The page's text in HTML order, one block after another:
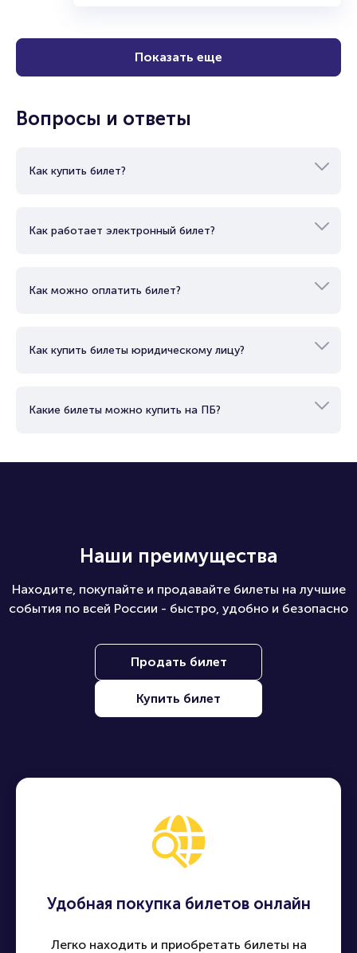
Показать еще
Вопросы и ответы
Как купить билет?
Как работает электронный билет?
Как можно оплатить билет?
Как купить билеты юридическому лицу?
Какие билеты можно купить на ПБ?
Наши преимущества
Находите, покупайте и продавайте билеты на лучшие
события по всей России - быстро, удобно и безопасно
Продать билет
Купить билет
Удобная покупка билетов онлайн
Легко находить и приобретать билеты на